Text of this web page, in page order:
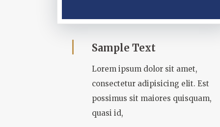
Sample Text
Lorem ipsum dolor sit amet,
consectetur adipisicing elit. Est
possimus sit maiores quisquam,
quasi id,